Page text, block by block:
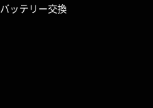
バッテリー交換